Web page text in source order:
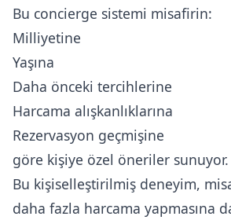
Bu concierge sistemi misafirin:
Milliyetine
Yaşına
Daha önceki tercihlerine
Harcama alışkanlıklarına
Rezervasyon geçmişine
göre kişiye özel öneriler sunuyor.
Bu kişiselleştirilmiş deneyim,
daha fazla harcama yapmasına